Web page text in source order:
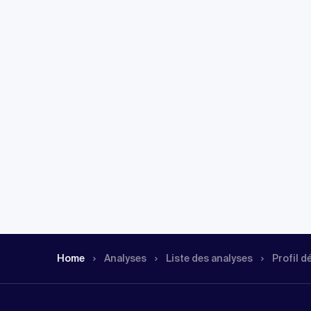
Home Analyses Liste des analyses Profil